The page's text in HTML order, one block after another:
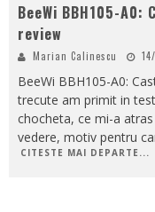
BeeWi BBH105-
review
Marian Calinescu
BeeWi BBH105-A0:
trecute am primit in
chocheta, ce mi-a
vedere, motiv pentru
CITESTE MAI DEPARTE...